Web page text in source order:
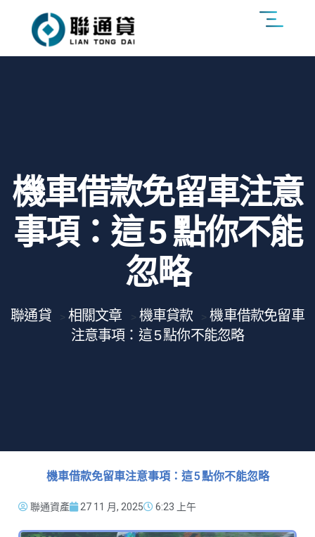
機車借款免留車注意
事項：這 5 點你不能
忽略
聯通貸 > 相關文章 > 機車貸款 >機車借款免留車
注意事項：這 5 點你不能忽略
機車借款免留車注意事項：這 5 點你不能忽略
聯通資產 27 11 月, 2025 6:23 上午